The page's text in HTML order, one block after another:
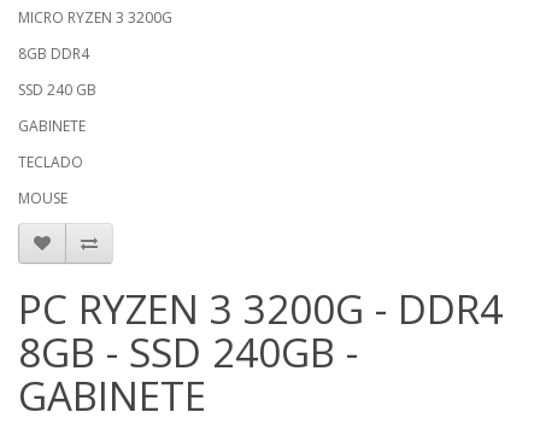
MICRO RYZEN 3 3200G
8GB DDR4
SSD 240 GB
GABINETE
TECLADO
MOUSE
PC RYZEN 3 3200G - DDR4
8GB - SSD 240GB -
GABINETE